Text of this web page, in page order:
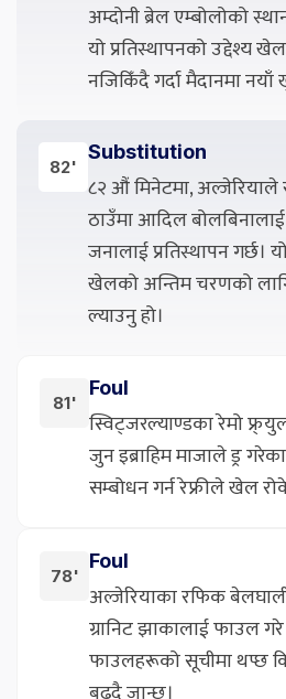
अम्दोनी ब्रेल एम्बोलोको
यो प्रतिस्थापनको उद्देश्य
नजिकिँदै गर्दा मैदानमा नयाँ
82'
Substitution
८२ औं मिनेटमा,
ठाउँमा आदिल
जनालाई प्रतिस्थापन गर्छ।
खेलको अन्तिम चरणको
ल्याउनु हो।
81'
Foul
स्विट्जरल्याण्डका रेमो
जुन इब्राहिम माजाले ड्र
सम्बोधन गर्न रेफ्रीले खेल
78'
Foul
अल्जेरियाका रफिक
ग्रानिट झाकालाई फाउल
फाउलहरूको सूचीमा थप्छ